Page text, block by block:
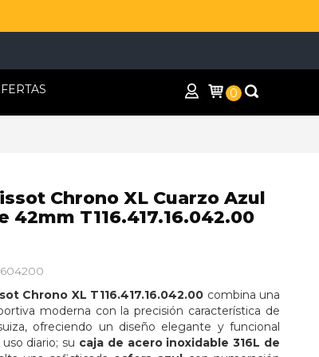
0
Chrono XL Cuarzo Azul
42mm T116.417.16.042.00
Chrono XL T116.417.16.042.00 combina una
moderna con la precisión característica de
ofreciendo un diseño elegante y funcional
diario; su caja de acero inoxidable 316L de